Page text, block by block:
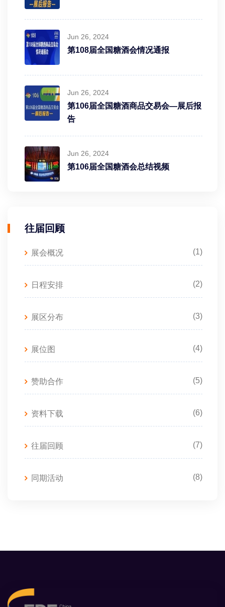
Jun 26, 2024
第108届全国糖酒会情况通报
Jun 26, 2024
第106届全国糖酒商品交易会—展后报
告
Jun 26, 2024
第106届全国糖酒会总结视频
往届回顾
展会概况 (1)
日程安排 (2)
展区分布 (3)
展位图 (4)
赞助合作 (5)
资料下载 (6)
往届回顾 (7)
同期活动 (8)